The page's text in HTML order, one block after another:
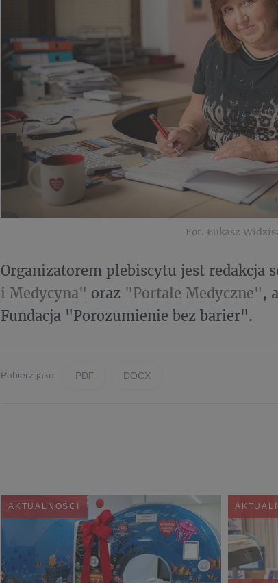
Fot. Łukasz
Organizatorem plebiscytu jest redakcja
i Medycyna" oraz "Portale Medyczne",
Fundacja "Porozumienie bez barier".
Pobierz jako PDF DOCX
AKTUALNOŚCI